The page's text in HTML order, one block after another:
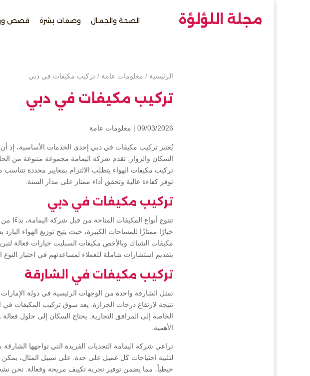
مجلة اللؤلؤة الصحة والجمال وصفات بشرة قصص
الرئيسية / معلومات عامة /تركيب مكيفات في دبي
تركيب مكيفات في دبي
09/03/2026 | معلومات عامة
يُعتبر تركيب مكيفات في دبي إحدى الخدمات الأساسية، إذ
السكان والزوار. تقدم شركة اليمامة مجموعة متنوعة من
تركيب مكيفات الهواء يتطلب الالتزام بمعايير محددة تتناسب
توفر كفاءة عالية وتحقق أداء ممتاز على مدار السنة.
تركيب مكيفات في دبي
تتنوع أنواع المكيفات المتاحة من قبل شركة اليمامة، بدءًا
خيارًا ممتازًا للمساحات الكبيرة، حيث يتيح توزيع الهواء
مكيفات الشباك وبالأخص مكيفات السبليت خيارات فعالة
بتقديم استشارات شاملة للعملاء لمساعدتهم في اختيار النوع
تركيب مكيفات في الشارقة
تمثل الشارقة واحدة من الوجهات الرئيسية في دولة
نتيجة لارتفاع درجات الحرارة. يعد سوق تركيب المكيفات في
الخاصة إلى المرافق التجارية. يحتاج السكان إلى حلول
الأهمية.
تراعي شركة اليمامة التحديات الفريدة التي تواجهها
لتلبية احتياجات كل عميل على حدة. على سبيل المثال، يمكن
حيطياً، مما يضمن توفير تجربة تكييف مريحة وفعالة. نحن